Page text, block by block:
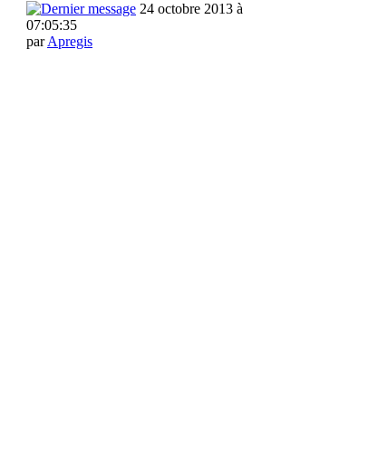
24 octobre 2013 à
07:05:35
parApregis